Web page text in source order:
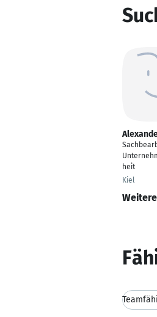
heit
Kiel